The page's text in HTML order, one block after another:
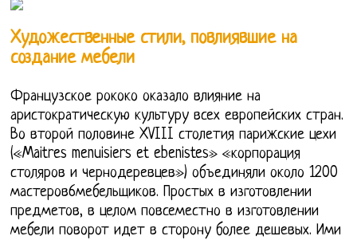
Художественные стили, повлиявшие на
создание мебели
Французское рококо оказало влияние на
аристократическую культуру всех европейских стран.
Во второй половине XVIII столетия парижские цехи
(«Maitres menuisiers et ebenistes» «корпорация
столяров и чернодеревцев») объединяли около 1200
мастеров6мебельщиков. Простых в изготовлении
предметов, в целом повсеместно в изготовлении
мебели поворот идет в сторону более дешевых. Ими